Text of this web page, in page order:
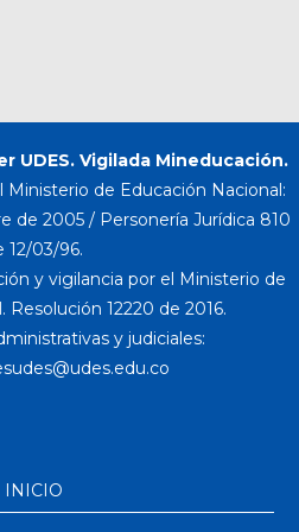
UDES. Vigilada Mineducación.
de Educación Nacional:
de 2005 / Personería Jurídica 810
12/03/96.
y vigilancia por el Ministerio de
Resolución 12220 de 2016.
y judiciales:
INICIO